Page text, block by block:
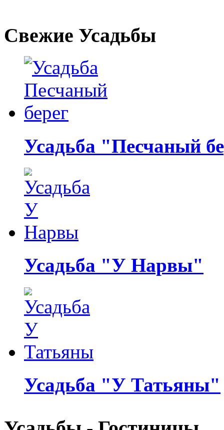
Свежие Усадьбы
Усадьба "Песчаный
Усадьба "У Нарвы"
Усадьба "У Татьяны"